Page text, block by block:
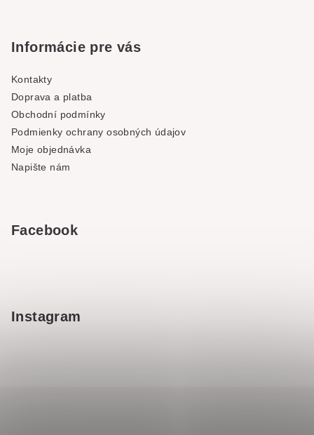
Informácie pre vás
Kontakty
Doprava a platba
Obchodní podmínky
Podmienky ochrany osobných údajov
Moje objednávka
Napište nám
Facebook
Instagram